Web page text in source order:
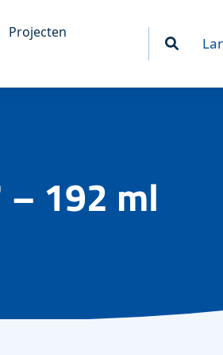
Projecten
192 ml